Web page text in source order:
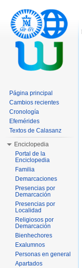
Página principal
Cambios recientes
Cronología
Efemérides
Textos de Calasanz
Enciclopedia
Portal de la
Enciclopedia
Familia
Demarcaciones
Presencias por
Demarcación
Presencias por
Localidad
Religiosos por
Demarcación
Bienhechores
Exalumnos
Personas en general
Apartados